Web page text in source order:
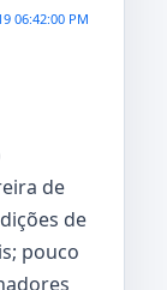
06:42:00 PM
de
de
pouco